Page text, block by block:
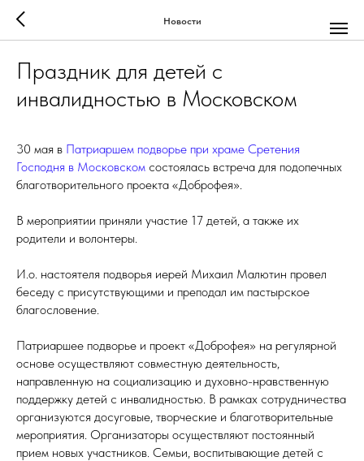
Новости
Праздник для детей с
инвалидностью в Московском
30 мая в Патриаршем подворье при храме Сретения
Господня в Московском состоялась встреча для подопечных
благотворительного проекта «Доброфея».
В мероприятии приняли участие 17 детей, а также их
родители и волонтеры.
И.о. настоятеля подворья иерей Михаил Малютин провел
беседу с присутствующими и преподал им пастырское
благословение.
Патриаршее подворье и проект «Доброфея» на регулярной
основе осуществляют совместную деятельность,
направленную на социализацию и духовно-нравственную
поддержку детей с инвалидностью. В рамках сотрудничества
организуются досуговые, творческие и благотворительные
мероприятия. Организаторы осуществляют постоянный
прием новых участников. Семьи, воспитывающие детей с